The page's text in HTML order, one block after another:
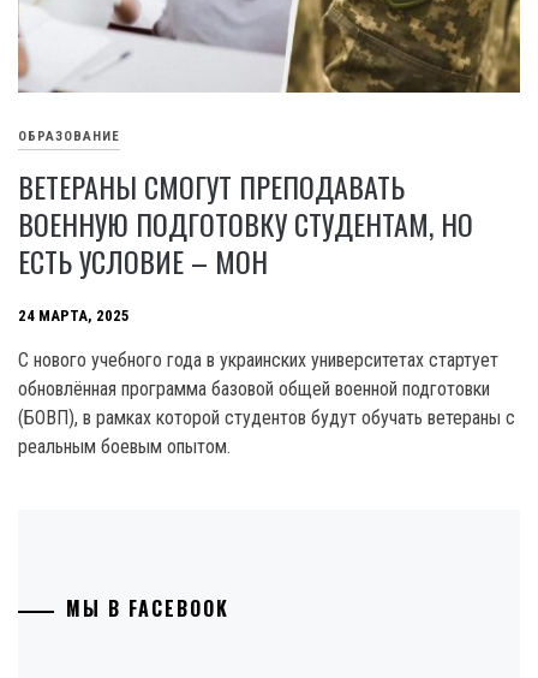
ОБРАЗОВАНИЕ
ВЕТЕРАНЫ СМОГУТ ПРЕПОДАВАТЬ
ВОЕННУЮ ПОДГОТОВКУ СТУДЕНТАМ, НО
ЕСТЬ УСЛОВИЕ – МОН
24 МАРТА, 2025
С нового учебного года в украинских университетах стартует
обновлённая программа базовой общей военной подготовки
(БОВП), в рамках которой студентов будут обучать ветераны с
реальным боевым опытом.
МЫ В FACEBOOK